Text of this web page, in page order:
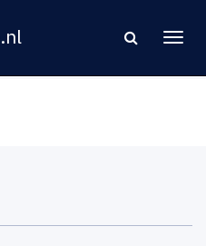
.nl